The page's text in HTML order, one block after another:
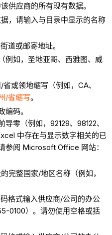
供应商的所有现有数据。
，请输入与目录中显示的名称
道或邮寄地址。
例如，圣地亚哥、西雅图、威
或领地缩写（例如，CA、
/省缩写。
编码。
零（例如，92129、98122、
中存在与显示数字相关的已
参阅 Microsoft Office 网站：
完整国家/地区名称（例如，
格式输入供应商/公司的办公
0100）。请勿使用空格或括